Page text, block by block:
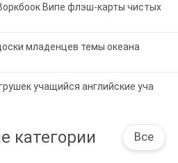
Випе флэш-карты чистых
младенцев темы океана
учащийся английские уча
категории Все